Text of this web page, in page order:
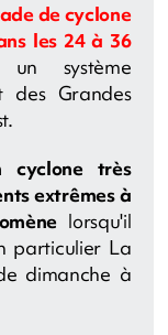
de cyclone
les 24 à 36
système
des Grandes
cyclone très
extrêmes à
lorsqu'il
particulier La
dimanche à